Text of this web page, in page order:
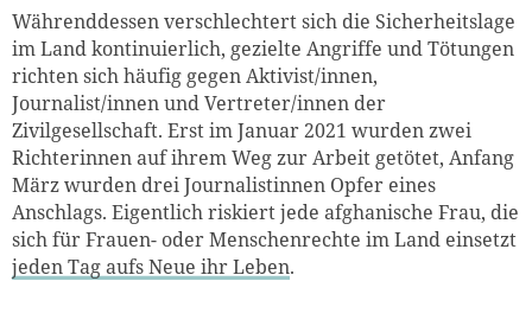
Währenddessen verschlechtert sich die Sicherheitslage
im Land kontinuierlich, gezielte Angriffe und Tötungen
richten sich häufig gegen Aktivist/innen,
Journalist/innen und Vertreter/innen der
Zivilgesellschaft. Erst im Januar 2021 wurden zwei
Richterinnen auf ihrem Weg zur Arbeit getötet, Anfang
März wurden drei Journalistinnen Opfer eines
Anschlags. Eigentlich riskiert jede afghanische Frau, die
sich für Frauen- oder Menschenrechte im Land einsetzt
jeden Tag aufs Neue ihr Leben.